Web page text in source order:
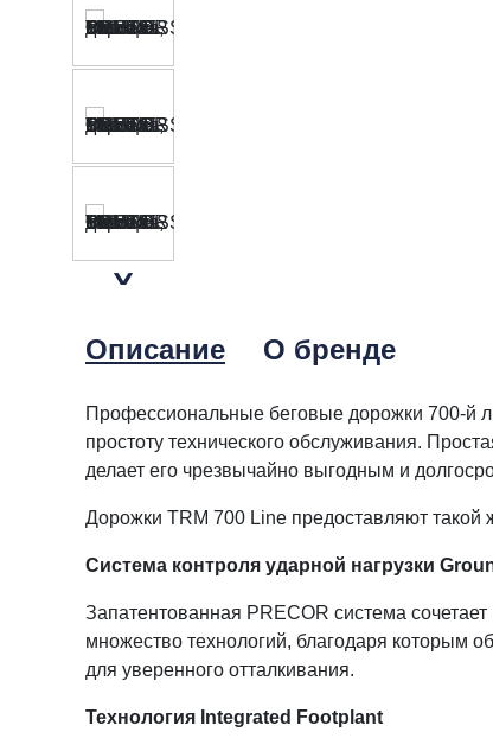
Описание О бренде
Профессиональные беговые дорожки 700-й
простоту технического обслуживания.
делает его чрезвычайно выгодным и
Дорожки TRM 700 Line предоставляют такой
Система контроля ударной нагрузки
Запатентованная PRECOR система
множество технологий, благодаря которым
для уверенного отталкивания.
Технология Integrated Footplant­